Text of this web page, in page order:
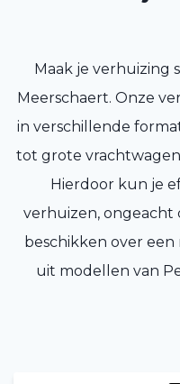
Maak je verhuizing
Meerschaert. Onze
in verschillende
tot grote
Hierdoor kun je
verhuizen, ongeacht
beschikken over
uit modellen van